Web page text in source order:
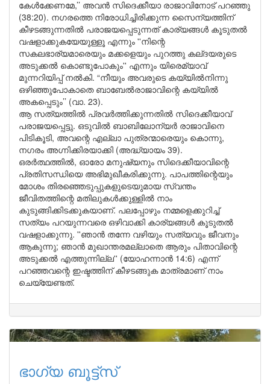
കേൾക്കേണമേ,’’ അവൻ സിദെക്കീയാ രാജാവിനോട് പറഞ്ഞു
(38:20). നഗരത്തെ നിരോധിച്ചിരിക്കുന്ന സൈന്യത്തിന്
കീഴടങ്ങുന്നതിൽ പരാജയപ്പെടുന്നത് കാര്യങ്ങൾ കൂടുതൽ
വഷളാക്കുകയേയുള്ളൂ എന്നും ''നിന്റെ
സകലഭാര്യമാരെയും മക്കളെയും പുറത്തു കല്ദയരുടെ
അടുക്കൽ കൊണ്ടുപോകും'' എന്നും യിരെമ്യാവ്
മുന്നറിയിപ്പ് നൽകി. “നീയും അവരുടെ കയ്യിൽനിന്നു
ഒഴിഞ്ഞുപോകാതെ ബാബേൽരാജാവിന്റെ കയ്യിൽ
അകപ്പെടും’’ (വാ. 23).
ആ സത്യത്തിൽ പ്രവർത്തിക്കുന്നതിൽ സിദെക്കീയാവ്
പരാജയപ്പെട്ടു. ഒടുവിൽ ബാബിലോന്യർ രാജാവിനെ
പിടികൂടി, അവന്റെ എല്ലാ പുത്രന്മാരെയും കൊന്നു,
നഗരം അഗ്നിക്കിരയാക്കി (അദ്ധ്യായം 39).
ഒരർത്ഥത്തിൽ, ഓരോ മനുഷ്യനും സിദെക്കീയാവിന്റെ
പ്രതിസന്ധിയെ അഭിമുഖീകരിക്കുന്നു. പാപത്തിന്റെയും
മോശം തിരഞ്ഞെടുപ്പുകളുടെയുമായ സ്വന്തം
ജീവിതത്തിന്റെ മതിലുകൾക്കുള്ളിൽ നാം
കുടുങ്ങിക്കിടക്കുകയാണ്. പലപ്പോഴും നമ്മളെക്കുറിച്ച്
സത്യം പറയുന്നവരെ ഒഴിവാക്കി കാര്യങ്ങൾ കൂടുതൽ
വഷളാക്കുന്നു. ''ഞാൻ തന്നേ വഴിയും സത്യവും ജീവനും
ആകുന്നു; ഞാൻ മുഖാന്തരമല്ലാതെ ആരും പിതാവിന്റെ
അടുക്കൽ എത്തുന്നില്ല'' (യോഹന്നാൻ 14:6) എന്ന്
പറഞ്ഞവന്റെ ഇഷ്ടത്തിന് കീഴടങ്ങുക മാത്രമാണ് നാം
ചെയ്യേണ്ടത്.
ഭാഗ്യ ബൂട്ട്‌സ്